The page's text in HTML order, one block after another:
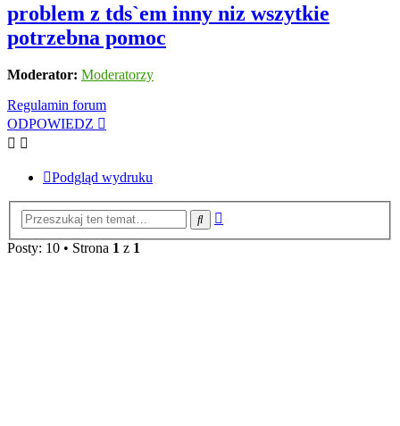
problem z tds`em inny niz wszytkie
potrzebna pomoc
Moderator: Moderatorzy
Regulamin forum
ODPOWIEDZ
Podgląd wydruku
Szukaj
Posty: 10 • Strona 1 z 1